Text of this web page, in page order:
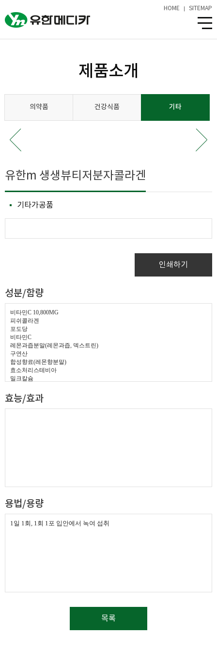
HOME SITEMAP
제품소개
의약품 건강식품 기타
유한m 생생뷰티저분자콜라겐
기타가공품
인쇄하기
성분/함량
비타민C 10,800MG
피쉬콜라겐
포도당
비타민C
레몬과즙분말(레몬과즙, 덱스트린)
구연산
합성향료(레몬향분말)
효소처리스테비아
밀크칼슘
혼합제제(제이인산칼슘, 비오틴)
효능/효과
용법/용량
1일 1회, 1회 1포 입안에서 녹여 섭취
목록